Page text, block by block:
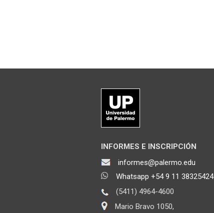
INFORMES E INSCRIPCIÓN
informes@palermo.edu
Whatsapp +54 9 11 38325424
(5411) 4964-4600
Mario Bravo 1050,